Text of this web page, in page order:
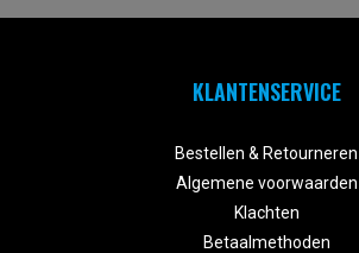
KLANTENSERVICE
Bestellen & Retourneren
Algemene voorwaarden
Klachten
Betaalmethoden